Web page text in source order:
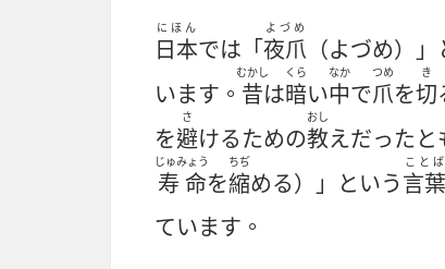
日本
にほん
では「夜爪
よづめ
（よづめ）
います。 昔
むかし
は暗
くら
い中
なか
で爪
つめ
を切
き
を避
さ
けるための教
おし
えだったと
寿命
じゅみょう
を縮
ちぢ
める）」という言葉
ことば
ています。